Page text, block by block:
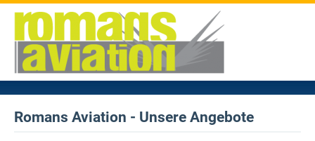
Romans Aviation - Unsere Angebote